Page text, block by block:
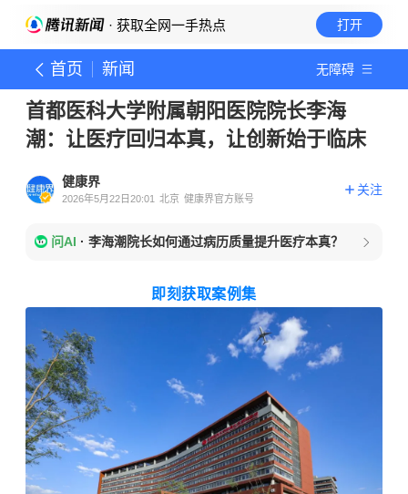
· 获取全网一手热点 打开
首页 新闻 无障碍
首都医科大学附属朝阳医院院长李海
潮：让医疗回归本真，让创新始于临床
健康界
2026年5月22日20:01 北京 健康界官方账号
关注
问AI · 李海潮院长如何通过病历质量提升医疗本真？
即刻获取案例集